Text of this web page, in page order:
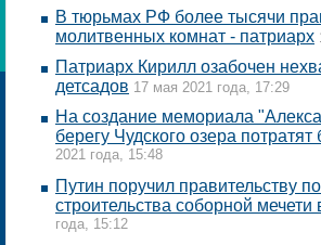
В тюрьмах РФ более тысячи
молитвенных комнат - патриарх
Патриарх Кирилл озабочен
детсадов 17 мая 2021 года, 17:29
На создание мемориала
берегу Чудского озера
2021 года, 15:48
Путин поручил правительству
строительства соборной
года, 15:12